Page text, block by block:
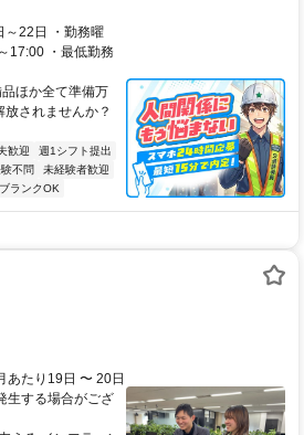
～22日 ・勤務曜
17:00 ・最低勤務
ほか全て準備万
されませんか？
歓迎
週1シフト提出
不問
未経験者歓迎
ブランクOK
あたり19日 〜 20日
生する場合がござ